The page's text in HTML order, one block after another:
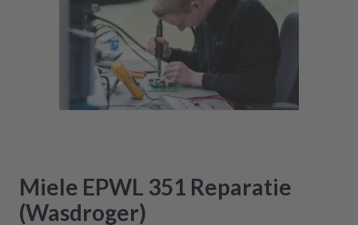
Miele EPWL 351 Reparatie
(Wasdroger)